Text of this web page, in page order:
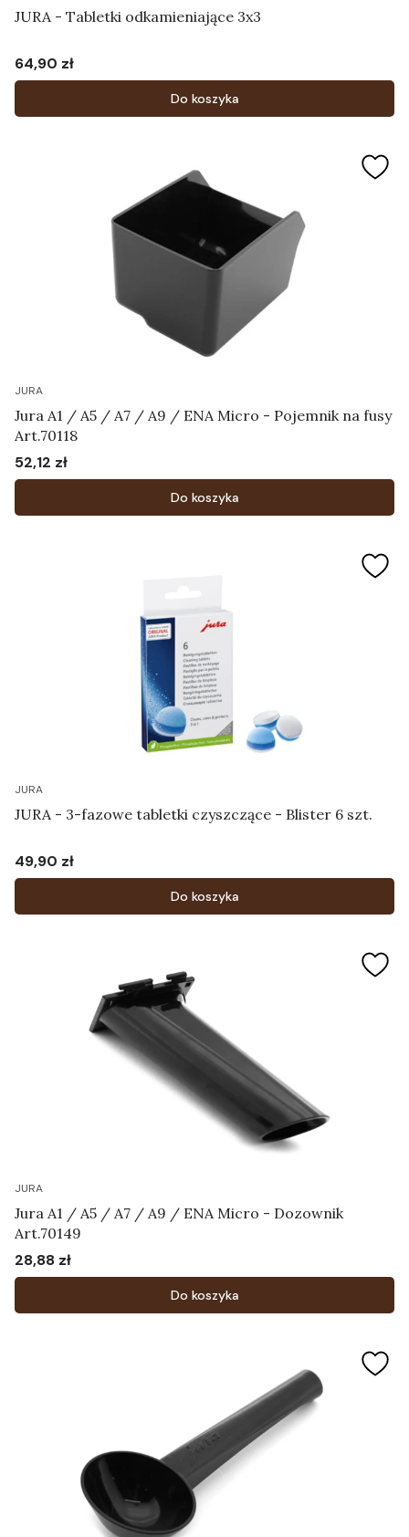
JURA - Tabletki odkamieniające 3x3
Cena
64,90 zł
Do koszyka
JURA
Jura A1 / A5 / A7 / A9 / ENA Micro - Pojemnik na fusy
Art.70118
Cena
52,12 zł
Do koszyka
JURA
JURA - 3-fazowe tabletki czyszczące - Blister 6 szt.
Cena
49,90 zł
Do koszyka
JURA
Jura A1 / A5 / A7 / A9 / ENA Micro - Dozownik
Art.70149
Cena
28,88 zł
Do koszyka